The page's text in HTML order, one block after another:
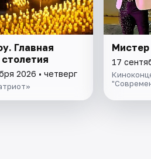
Главная
2026 • четверг
Мистер
17